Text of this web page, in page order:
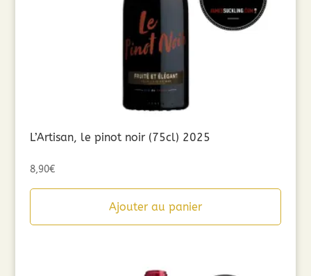
L’Artisan, le pinot noir (75cl) 2025
8,90€
Ajouter au panier